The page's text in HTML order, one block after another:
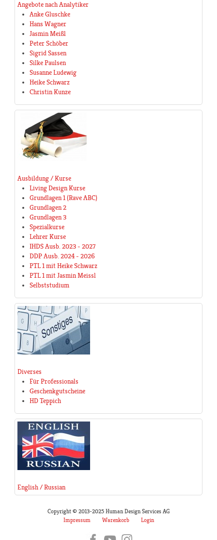
Angebote nach Analytiker
Anke Gluschke
Hans Wagner
Jasmin Meißl
Peter Schöber
Sigrid Sassen
Silke Paulsen
Susanne Ludewig
Heike Schwarz
Christin Kunze
Ausbildung / Kurse
Living Design Kurse
Grundlagen 1 (Rave ABC)
Grundlagen 2
Grundlagen 3
Spezialkurse
Lehrer Kurse
IHDS Ausb. 2023 - 2027
DDP Ausb. 2024 - 2026
PTL 1 mit Heike Schwarz
PTL 1 mit Jasmin Meissl
Selbststudium
Diverses
Für Professionals
Geschenkgutscheine
HD Teppich
English / Russian
Copyright © 2013-2025 Human Design Services AG
Impressum
Warenkorb Login